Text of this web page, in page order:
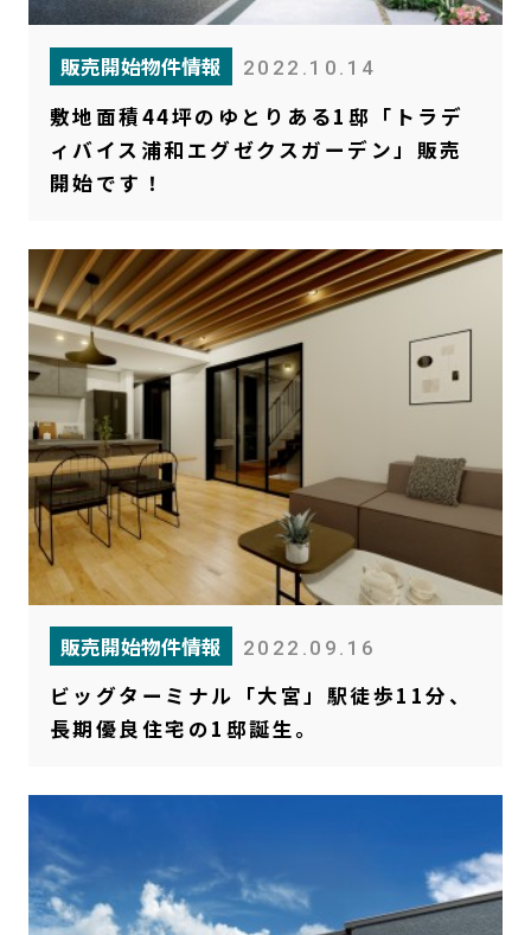
販売開始物件情報 2022.10.14
敷地面積44坪のゆとりある1邸「トラデ
ィバイス浦和エグゼクスガーデン」販売
開始です！
販売開始物件情報 2022.09.16
ビッグターミナル「大宮」駅徒歩11分、
長期優良住宅の1邸誕生。